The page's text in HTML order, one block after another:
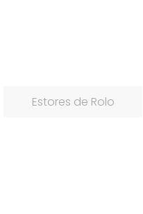
Estores de Rolo